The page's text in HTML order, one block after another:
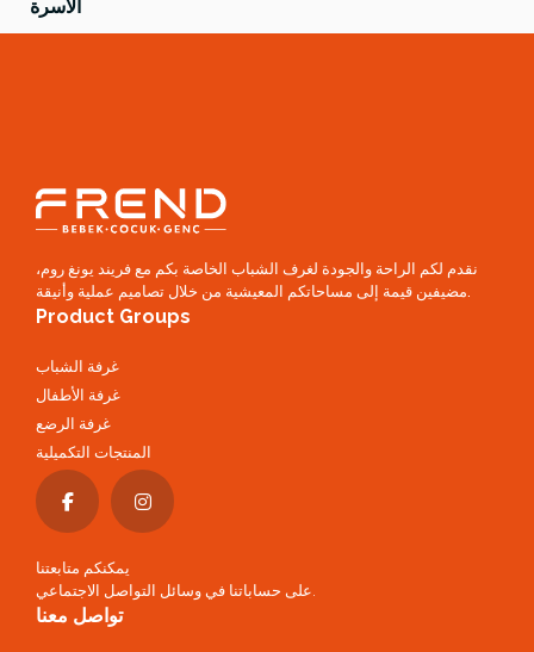
الأسرة
نقدم لكم الراحة والجودة لغرف الشباب الخاصة بكم مع فريند يونغ روم،
مضيفين قيمة إلى مساحاتكم المعيشية من خلال تصاميم عملية وأنيقة.
Product Groups
غرفة الشباب
غرفة الأطفال
غرفة الرضع
المنتجات التكميلية
يمكنكم متابعتنا
على حساباتنا في وسائل التواصل الاجتماعي.
تواصل معنا